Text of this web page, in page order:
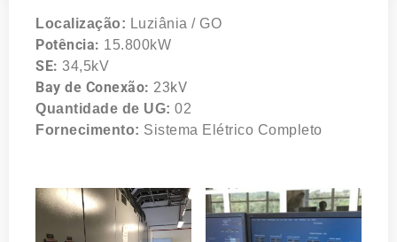
Localização: Luziânia / GO
Potência: 15.800kW
SE: 34,5kV
Bay de Conexão: 23kV
Quantidade de UG: 02
Fornecimento: Sistema Elétrico Completo